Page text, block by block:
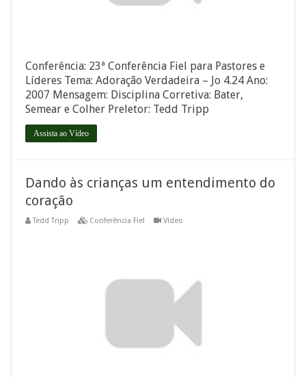
Conferência: 23ª Conferência Fiel para Pastores e
Líderes Tema: Adoração Verdadeira – Jo 4.24 Ano:
2007 Mensagem: Disciplina Corretiva: Bater,
Semear e Colher Preletor: Tedd Tripp
Assista ao Vídeo
Dando às crianças um entendimento do
coração
Tedd Tripp Conferência Fiel Vídeo